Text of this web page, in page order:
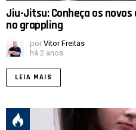
Jiu-Jitsu: Conheça os
no grappling
por Vitor Freitas
há 2 anos
LEIA MAIS